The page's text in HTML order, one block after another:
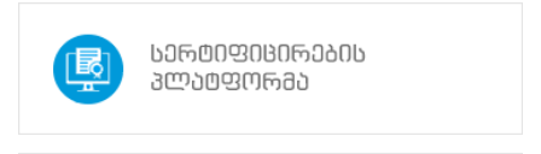
„არჩევნები
360˚“
პრეზენტაცია